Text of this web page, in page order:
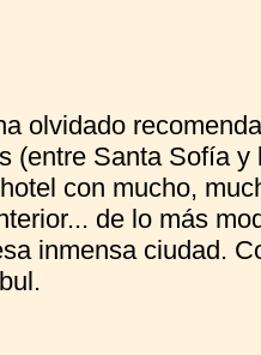
olvidado
(entre Santa Sofía y
con mucho,
de lo más
inmensa ciudad.